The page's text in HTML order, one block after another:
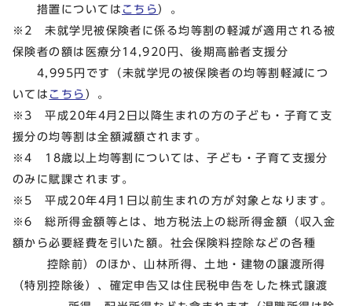
措置については こちら ）。
※2 未就学児被保険者に係る均等割の軽減が適用される被
保険者の額は医療分14,920円、後期高齢者支援分
4,995円です（未就学児の被保険者の均等割軽減につ
いては こちら ）。
※3 平成20年4月2日以降生まれの方の子ども・子育て支
援分の均等割は全額減額されます。
※4 18歳以上均等割については、子ども・子育て支援分
のみに賦課されます。
※5 平成20年4月1日以前生まれの方が対象となります。
※6 総所得金額等とは、地方税法上の総所得金額（収入金
額から必要経費を引いた額。社会保険料控除などの各種
控除前）のほか、山林所得、土地・建物の譲渡所得
（特別控除後）、確定申告又は住民税申告をした株式譲渡